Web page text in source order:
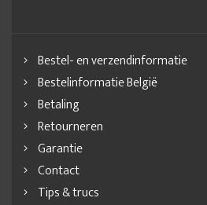
Bestel- en verzendinformatie
Bestelinformatie België
Betaling
Retourneren
Garantie
Contact
Tips & trucs